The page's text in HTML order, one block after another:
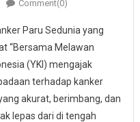
Comment(0)
Paru Sedunia yang
“Bersama Melawan
(YKI) mengajak
terhadap kanker
akurat, berimbang, dan
lepas dari di tengah